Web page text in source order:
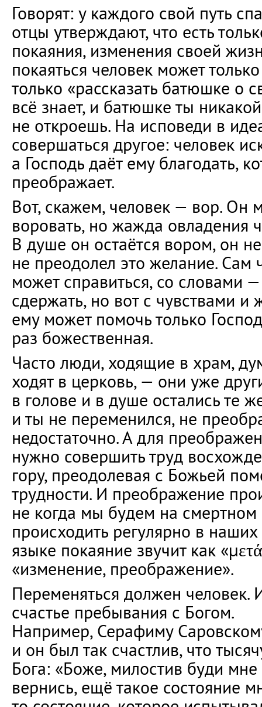
Говорят: у каждого свой путь
отцы утверждают, что есть
покаяния, изменения своей
покаяться человек может
только «рассказать батюшке о
всё знает, и батюшке ты
не откроешь. На исповеди в
совершаться другое: человек
а Господь даёт ему благодать,
преображает.
Вот, скажем, человек — вор. Он
воровать, но жажда овладения
В душе он остаётся вором, он
не преодолел это желание. Сам
может справиться, со словами
сдержать, но вот с чувствами и
ему может помочь только
раз божественная.
Часто люди, ходящие в храм,
ходят в церковь, — они уже
в голове и в душе остались те
и ты не переменился, не
недостаточно. А для
нужно совершить труд
гору, преодолевая с Божьей
трудности. И преображение
не когда мы будем на
происходить регулярно в
языке покаяние звучит как
«изменение, преображение».
Переменяться должен человек.
счастье пребывания с Богом.
Например, Серафиму
и он был так счастлив, что
Бога: «Боже, милостив буди
вернись, ещё такое состояние